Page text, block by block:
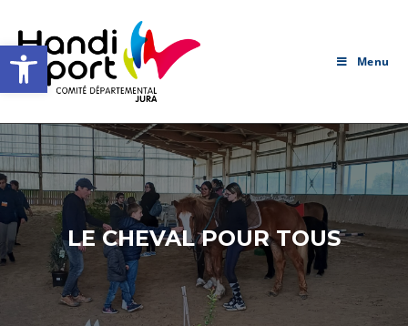
Ouvrir la barre d’outils
content
Menu
LE CHEVAL POUR TOUS